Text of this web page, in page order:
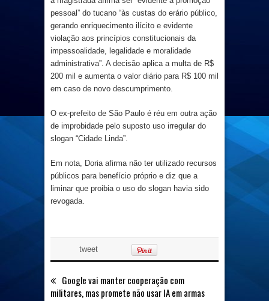
pessoal” do tucano “às custas do erário público,
gerando enriquecimento ilícito e evidente
violação aos princípios constitucionais da
impessoalidade, legalidade e moralidade
administrativa”. A decisão aplica a multa de R$
200 mil e aumenta o valor diário para R$ 100 mil
em caso de novo descumprimento.
O ex-prefeito de São Paulo é réu em outra ação
de improbidade pelo suposto uso irregular do
slogan “Cidade Linda”.
Em nota, Doria afirma não ter utilizado recursos
públicos para benefício próprio e diz que a
liminar que proibia o uso do slogan havia sido
revogada.
tweet
Google vai manter cooperação com
militares, mas promete não usar IA em armas